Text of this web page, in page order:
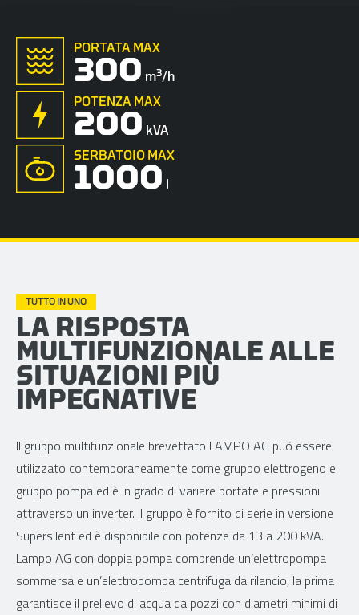
PORTATA MAX
300 m3/h
POTENZA MAX
200 kVA
SERBATOIO MAX
1000
TUTTO IN UNO
LA RISPOSTA
MULTIFUNZIONALE ALLE
SITUAZIONI PIÙ
IMPEGNATIVE
Il gruppo multifunzionale brevettato LAMPO AG può essere
utilizzato contemporaneamente come gruppo elettrogeno e
gruppo pompa ed è in grado di variare portate e pressioni
attraverso un inverter. Il gruppo è fornito di serie in versione
Supersilent ed è disponibile con potenze da 13 a 200 kVA.
Lampo AG con doppia pompa comprende un’elettropompa
sommersa e un’elettropompa centrifuga da rilancio, la prima
garantisce il prelievo di acqua da pozzi con diametri minimi di